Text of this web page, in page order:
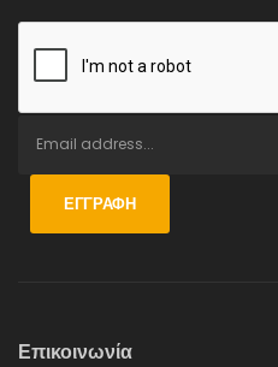
ΕΓΓΡΑΦΉ
Επικοινωνία